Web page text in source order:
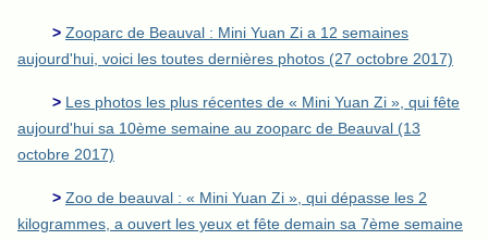
> Zooparc de Beauval : Mini Yuan Zi a 12 semaines
aujourd'hui, voici les toutes dernières photos (27 octobre 2017)
> Les photos les plus récentes de « Mini Yuan Zi », qui fête
aujourd'hui sa 10ème semaine au zooparc de Beauval (13
octobre 2017)
> Zoo de beauval : « Mini Yuan Zi », qui dépasse les 2
kilogrammes, a ouvert les yeux et fête demain sa 7ème semaine